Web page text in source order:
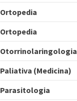
Ortopedia
Ortopedia
Otorrinolaringologia
Paliativa (Medicina)
Parasitologia